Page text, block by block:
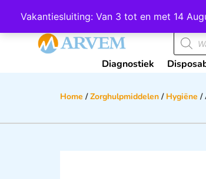
Vakantiesluiting: Van 3 tot en met 14
Wij scoren een 4,8 op
Diagnostiek
Home /Zorghulpmiddelen / Hygiëne /